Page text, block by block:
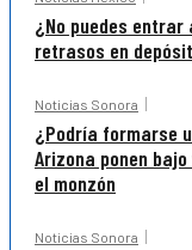
¿No puedes entrar
retrasos en
Noticias Sonora
¿Podría formarse
Arizona ponen
el monzón
Noticias Sonora